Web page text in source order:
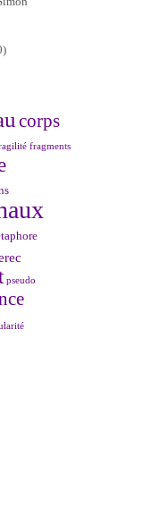
corps
fragments
pseudo